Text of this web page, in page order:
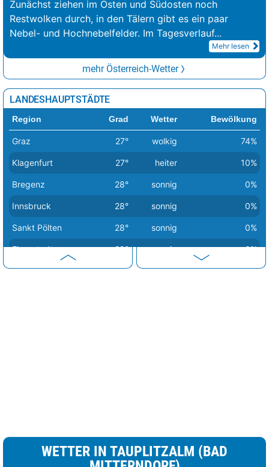
Zunächst ziehen im Osten und Südosten noch
Restwolken durch, in den Tälern gibt es ein paar
Nebel- und Hochnebelfelder. Im Tagesverlauf...
Mehr lesen
mehr Österreich-Wetter
LANDESHAUPTSTÄDTE
Region Grad Wetter Bewölkung
Graz 27° wolkig 74%
Klagenfurt 27° heiter 10%
Bregenz 28° sonnig 0%
Innsbruck 28° sonnig 0%
Sankt Pölten 28° sonnig 0%
Eisenstadt 29° sonnig 0%
Linz 29° sonnig 0%
WETTER IN TAUPLITZALM (BAD